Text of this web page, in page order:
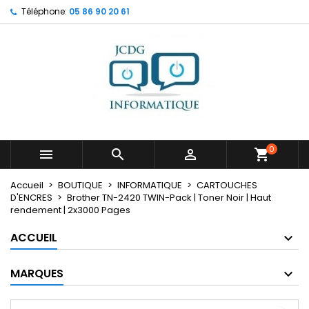
Téléphone: 05 86 90 20 61
   0
Accueil BOUTIQUE INFORMATIQUE
CARTOUCHES
D'ENCRES
Brother TN-2420 TWIN-Pack | Toner Noir | Haut
rendement | 2x3000 Pages
ACCUEIL
MARQUES
Mes listes ×
Créer une nouvelle liste
Créer une liste d'envies ×
Nom de la liste d'envies
Connexion ×
Vous devez être connecté pour ajouter des produits
à votre liste d'envies.